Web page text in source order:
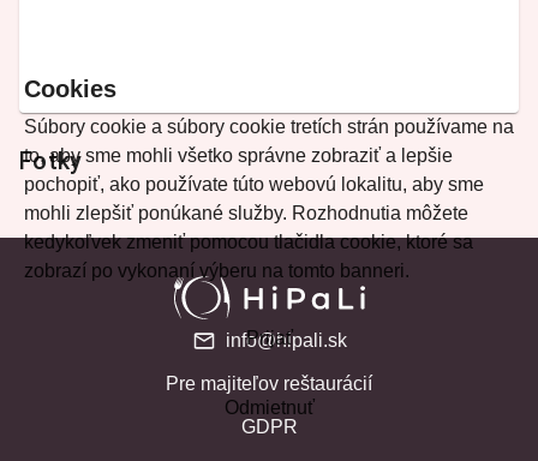
Fotky
Cookies
Súbory cookie a súbory cookie tretích strán používame na
to, aby sme mohli všetko správne zobraziť a lepšie
pochopiť, ako používate túto webovú lokalitu, aby sme
mohli zlepšiť ponúkané služby. Rozhodnutia môžete
kedykoľvek zmeniť pomocou tlačidla cookie, ktoré sa
zobrazí po vykonaní výberu na tomto banneri.
Prijať
Odmietnuť
info@hipali.sk
Pre majiteľov reštaurácií
GDPR